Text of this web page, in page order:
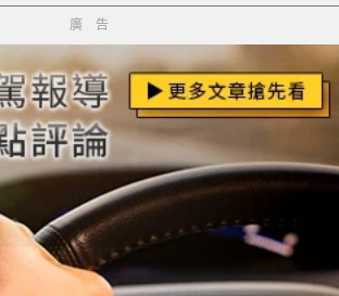
廣告